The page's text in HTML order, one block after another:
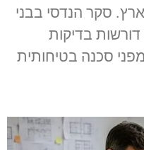
סקר הנדסי בבני
בדיקות
סכנה בטיחותית